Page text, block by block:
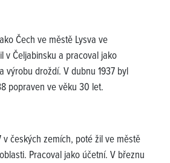
Čech ve městě Lysva ve
v Čeljabinsku a pracoval jako
výrobu droždí. V dubnu 1937 byl
popraven ve věku 30 let.
v českých zemích, poté žil ve městě
Pracoval jako účetní. V březnu